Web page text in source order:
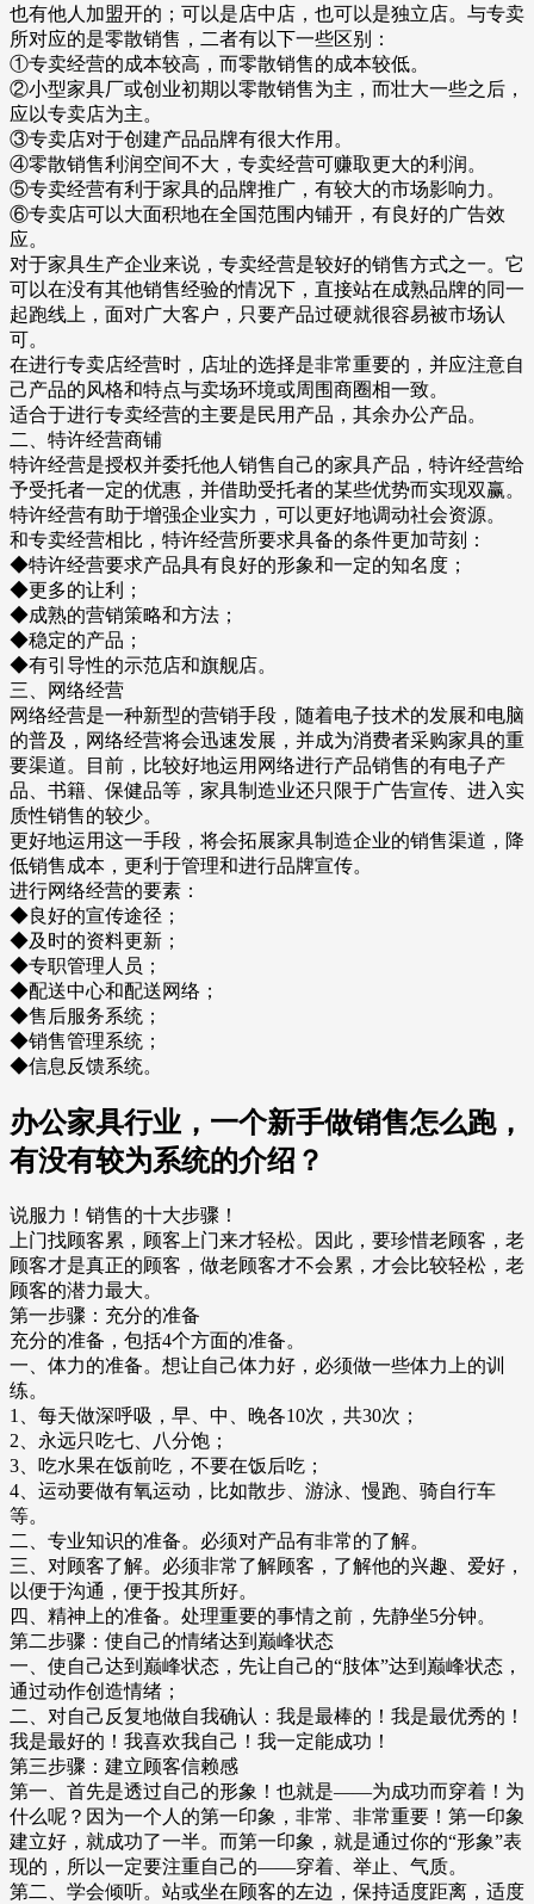
也有他人加盟开的；可以是店中店，也可以是独立店。与专卖
所对应的是零散销售，二者有以下一些区别：
①专卖经营的成本较高，而零散销售的成本较低。
②小型家具厂或创业初期以零散销售为主，而壮大一些之后，
应以专卖店为主。
③专卖店对于创建产品品牌有很大作用。
④零散销售利润空间不大，专卖经营可赚取更大的利润。
⑤专卖经营有利于家具的品牌推广，有较大的市场影响力。
⑥专卖店可以大面积地在全国范围内铺开，有良好的广告效
应。
对于家具生产企业来说，专卖经营是较好的销售方式之一。它
可以在没有其他销售经验的情况下，直接站在成熟品牌的同一
起跑线上，面对广大客户，只要产品过硬就很容易被市场认
可。
在进行专卖店经营时，店址的选择是非常重要的，并应注意自
己产品的风格和特点与卖场环境或周围商圈相一致。
适合于进行专卖经营的主要是民用产品，其余办公产品。
二、特许经营商铺
特许经营是授权并委托他人销售自己的家具产品，特许经营给
予受托者一定的优惠，并借助受托者的某些优势而实现双赢。
特许经营有助于增强企业实力，可以更好地调动社会资源。
和专卖经营相比，特许经营所要求具备的条件更加苛刻：
◆特许经营要求产品具有良好的形象和一定的知名度；
◆更多的让利；
◆成熟的营销策略和方法；
◆稳定的产品；
◆有引导性的示范店和旗舰店。
三、网络经营
网络经营是一种新型的营销手段，随着电子技术的发展和电脑
的普及，网络经营将会迅速发展，并成为消费者采购家具的重
要渠道。目前，比较好地运用网络进行产品销售的有电子产
品、书籍、保健品等，家具制造业还只限于广告宣传、进入实
质性销售的较少。
更好地运用这一手段，将会拓展家具制造企业的销售渠道，降
低销售成本，更利于管理和进行品牌宣传。
进行网络经营的要素：
◆良好的宣传途径；
◆及时的资料更新；
◆专职管理人员；
◆配送中心和配送网络；
◆售后服务系统；
◆销售管理系统；
◆信息反馈系统。
办公家具行业，一个新手做销售怎么跑，
有没有较为系统的介绍？
说服力！销售的十大步骤！
上门找顾客累，顾客上门来才轻松。因此，要珍惜老顾客，老
顾客才是真正的顾客，做老顾客才不会累，才会比较轻松，老
顾客的潜力最大。
第一步骤：充分的准备
充分的准备，包括4个方面的准备。
一、体力的准备。想让自己体力好，必须做一些体力上的训
练。
1、每天做深呼吸，早、中、晚各10次，共30次；
2、永远只吃七、八分饱；
3、吃水果在饭前吃，不要在饭后吃；
4、运动要做有氧运动，比如散步、游泳、慢跑、骑自行车
等。
二、专业知识的准备。必须对产品有非常的了解。
三、对顾客了解。必须非常了解顾客，了解他的兴趣、爱好，
以便于沟通，便于投其所好。
四、精神上的准备。处理重要的事情之前，先静坐5分钟。
第二步骤：使自己的情绪达到巅峰状态
一、使自己达到巅峰状态，先让自己的“肢体”达到巅峰状态，
通过动作创造情绪；
二、对自己反复地做自我确认：我是最棒的！我是最优秀的！
我是最好的！我喜欢我自己！我一定能成功！
第三步骤：建立顾客信赖感
第一、首先是透过自己的形象！也就是——为成功而穿着！为
什么呢？因为一个人的第一印象，非常、非常重要！第一印象
建立好，就成功了一半。而第一印象，就是通过你的“形象”表
现的，所以一定要注重自己的——穿着、举止、气质。
第二、学会倾听。站或坐在顾客的左边，保持适度距离，适度